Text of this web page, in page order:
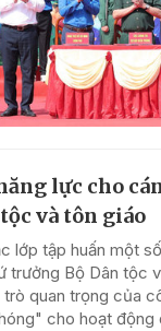
lực cho
và tôn giáo
lớp tập huấn một
trưởng Bộ Dân tộc
trò quan trọng của
cho hoạt động